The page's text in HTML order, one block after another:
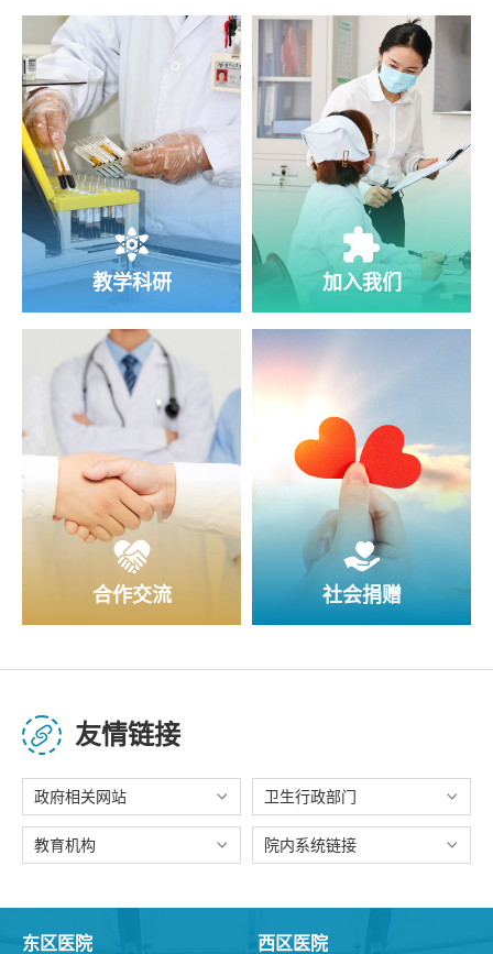
教学科研 加入我们
合作交流 社会捐赠
友情链接
政府相关网站 卫生行政部门
教育机构 院内系统链接
东区医院 西区医院